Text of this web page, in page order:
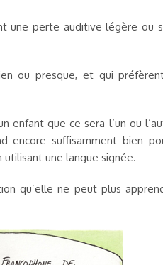
une perte auditive légère ou
ou presque, et qui
enfant que ce sera l’un ou
encore suffisamment bien
une langue signée.
qu’elle ne peut plus